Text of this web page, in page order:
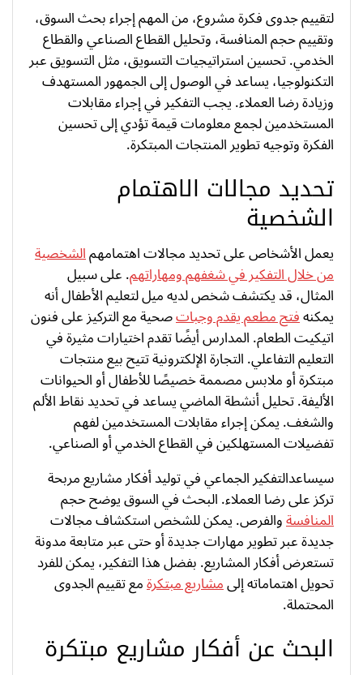
لتقييم جدوى فكرة مشروع، من المهم إجراء بحث السوق،
وتقييم حجم المنافسة، وتحليل القطاع الصناعي والقطاع
الخدمي. تحسين استراتيجيات التسويق، مثل التسويق عبر
التكنولوجيا، يساعد في الوصول إلى الجمهور المستهدف
وزيادة رضا العملاء. يجب التفكير في إجراء مقابلات
المستخدمين لجمع معلومات قيمة تؤدي إلى تحسين
الفكرة وتوجيه تطوير المنتجات المبتكرة.
تحديد مجالات الاهتمام
الشخصية
يعمل الأشخاص على تحديد مجالات اهتمامهمالشخصية
من خلال التفكير في شغفهم ومهاراتهم. على سبيل
المثال، قد يكتشف شخص لديه ميل لتعليم الأطفال أنه
يمكنهفتح مطعم يقدم وجباتصحية مع التركيز على فنون
اتيكيت الطعام. المدارس أيضًا تقدم اختيارات مثيرة في
التعليم التفاعلي. التجارة الإلكترونية تتيح بيع منتجات
مبتكرة أو ملابس مصممة خصيصًا للأطفال أو الحيوانات
الأليفة. تحليل أنشطة الماضي يساعد في تحديد نقاط الألم
والشغف. يمكن إجراء مقابلات المستخدمين لفهم
تفضيلات المستهلكين في القطاع الخدمي أو الصناعي.
سيساعدالتفكير الجماعي في توليد أفكار مشاريع مربحة
تركز على رضا العملاء. البحث في السوق يوضح حجم
المنافسةوالفرص. يمكن للشخص استكشاف مجالات
جديدة عبر تطوير مهارات جديدة أو حتى عبر متابعة مدونة
تستعرض أفكار المشاريع. بفضل هذا التفكير، يمكن للفرد
تحويل اهتماماته إلىمشاريع مبتكرةمع تقييم الجدوى
المحتملة.
البحث عن أفكار مشاريع مبتكرة